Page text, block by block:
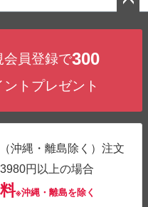
会員登録で300
ントプレゼント
沖縄・離島除く）注文
円以上の場合
※沖縄・離島を除く